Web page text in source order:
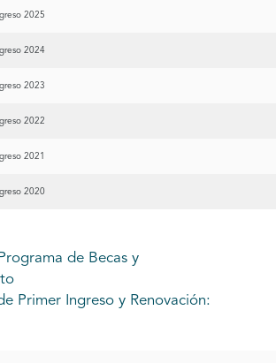
2025
2024
2023
2022
2021
2020
de Becas y
Primer Ingreso y Renovación: